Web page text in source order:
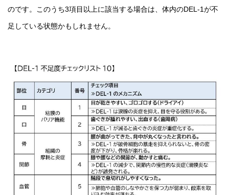
のです。このうち3項目以上に該当する場合は、体内のDEL-1が不
足している状態かもしれません。